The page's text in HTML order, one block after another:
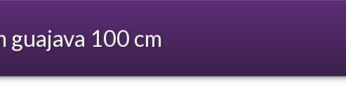
guajava 100 cm